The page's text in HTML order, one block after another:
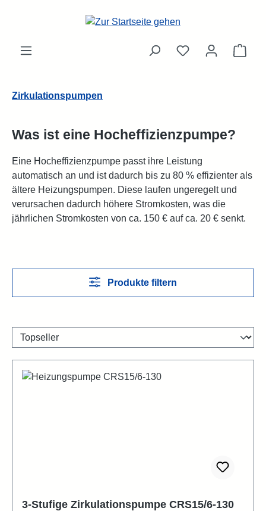
Zum Hauptinhalt springen
Zirkulationspumpen
Was ist eine Hocheffizienzpumpe?
Eine Hocheffizienzpumpe passt ihre Leistung
automatisch an und ist dadurch bis zu 80 % effizienter als
ältere Heizungspumpen. Diese laufen ungeregelt und
verursachen dadurch höhere Stromkosten, was die
jährlichen Stromkosten von ca. 150 € auf ca. 20 € senkt.
Produkte filtern
3-Stufige Zirkulationspumpe CRS15/6-130